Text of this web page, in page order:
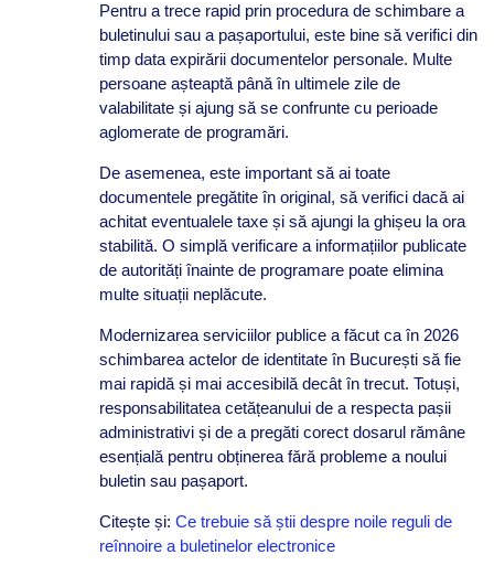
Pentru a trece rapid prin procedura de schimbare a
buletinului sau a pașaportului, este bine să verifici din
timp data expirării documentelor personale. Multe
persoane așteaptă până în ultimele zile de
valabilitate și ajung să se confrunte cu perioade
aglomerate de programări.
De asemenea, este important să ai toate
documentele pregătite în original, să verifici dacă ai
achitat eventualele taxe și să ajungi la ghișeu la ora
stabilită. O simplă verificare a informațiilor publicate
de autorități înainte de programare poate elimina
multe situații neplăcute.
Modernizarea serviciilor publice a făcut ca în 2026
schimbarea actelor de identitate în București să fie
mai rapidă și mai accesibilă decât în trecut. Totuși,
responsabilitatea cetățeanului de a respecta pașii
administrativi și de a pregăti corect dosarul rămâne
esențială pentru obținerea fără probleme a noului
buletin sau pașaport.
Citește și: Ce trebuie să știi despre noile reguli de
reînnoire a buletinelor electronice